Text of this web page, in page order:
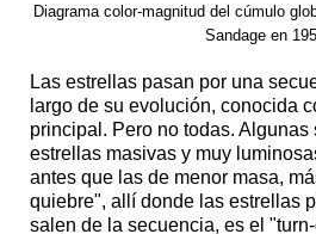
Diagrama color-magnitud del cúmulo
Sandage en
Las estrellas pasan por una
largo de su evolución, conocida
principal. Pero no todas.
estrellas masivas y muy
antes que las de menor masa,
quiebre", allí donde las estrellas
salen de la secuencia, es el